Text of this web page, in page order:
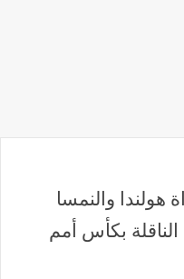
والنمسا
بكأس أمم